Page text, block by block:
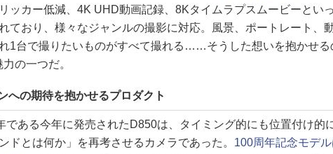
ッカー低減、4K UHD動画記録、8Kタイムラプスムービーとい
ており、様々なジャンルの撮影に対応。風景、ポートレート、
1台で撮りたいものがすべて撮れる……そうした想いを抱かせる
の一つだ。
への期待を抱かせるプロダクト
である今年に発売されたD850は、タイミング的にも位置付け的
ドとは何か」を再考させるカメラであった。 100周年記念モデル